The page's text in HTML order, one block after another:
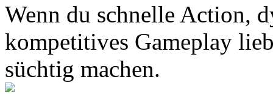
Wenn du schnelle Action,
kompetitives Gameplay
süchtig machen.